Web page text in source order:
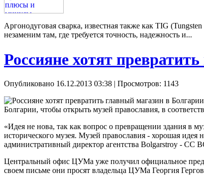
Аргонодуговая сварка, известная также как TIG
незаменим там, где требуется точность, надежность и...
Россияне хотят
Опубликовано 16.12.2013 03:38 | Просмотров: 1143
Болгарии, чтобы открыть музей православия, в
«Идея не нова, так как вопрос о превращении здания в
исторического музея. Музей православия - хорошая идея
административный директор агентства Bolgarstroy - CC
Центральный офис ЦУМа уже получил официальное
своем письме они просят владельца ЦУМа Георгия